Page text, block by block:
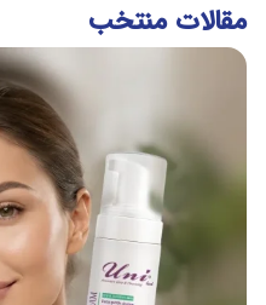
مقالات منتخب